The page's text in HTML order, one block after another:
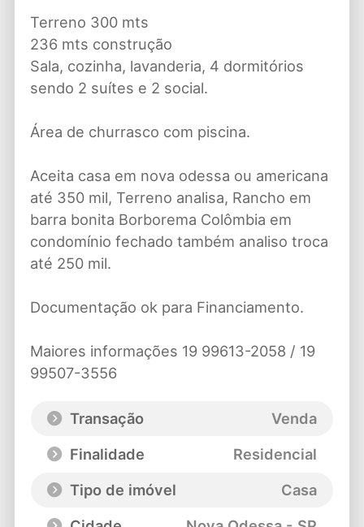
Terreno 300 mts
236 mts construção
Sala, cozinha, lavanderia, 4 dormitórios
sendo 2 suítes e 2 social.
Área de churrasco com piscina.
Aceita casa em nova odessa ou americana
até 350 mil, Terreno analisa, Rancho em
barra bonita Borborema Colômbia em
condomínio fechado também analiso troca
até 250 mil.
Documentação ok para Financiamento.
Maiores informações 19 99613-2058 / 19
99507-3556
Transação
Venda
Finalidade
Residencial
Tipo de imóvel
Casa